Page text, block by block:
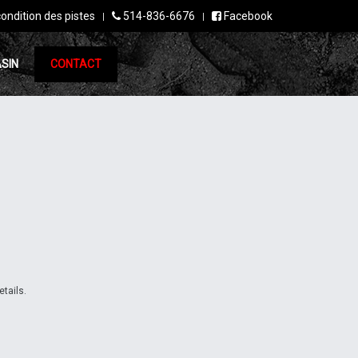
des pistes 514-836-6676 Facebook
CONTACT